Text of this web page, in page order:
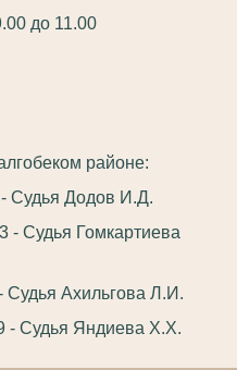
до 11.00
районе:
Судья Додов И.Д.
Гомкартиева
Ахильгова Л.И.
Судья Яндиева Х.Х.